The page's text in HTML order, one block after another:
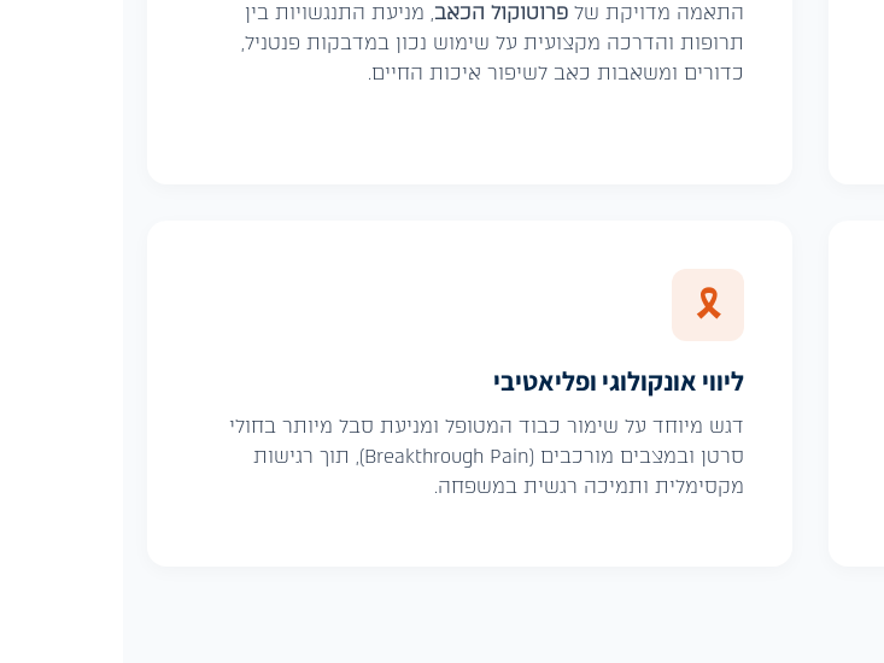
התאמה מדויקת של פרוטוקול הכאב, מניעת התנגשויות בין
תרופות והדרכה מקצועית על שימוש נכון במדבקות פנטניל,
כדורים ומשאבות כאב לשיפור איכות החיים.
🎗️
ליווי אונקולוגי ופליאטיבי
דגש מיוחד על שימור כבוד המטופל ומניעת סבל מיותר בחולי
סרטן ובמצבים מורכבים (Breakthrough Pain), תוך רגישות
מקסימלית ותמיכה רגשית במשפחה.